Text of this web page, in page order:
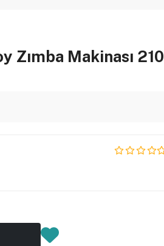
Zımba Makinası 210